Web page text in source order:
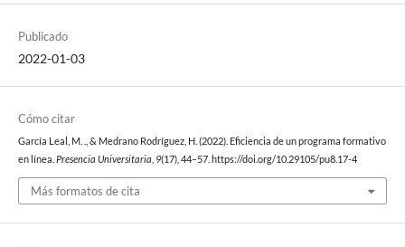
Publicado
2022-01-03
Cómo citar
García Leal, M. ., & Medrano Rodríguez, H. (2022). Eficiencia de un programa formativo
en línea. Presencia Universitaria 9(17), 44–57. https://doi.org/10.29105/pu8.17-4
Más formatos de cita